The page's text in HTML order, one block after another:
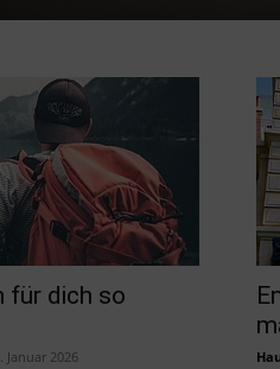
für dich so
Januar 2026